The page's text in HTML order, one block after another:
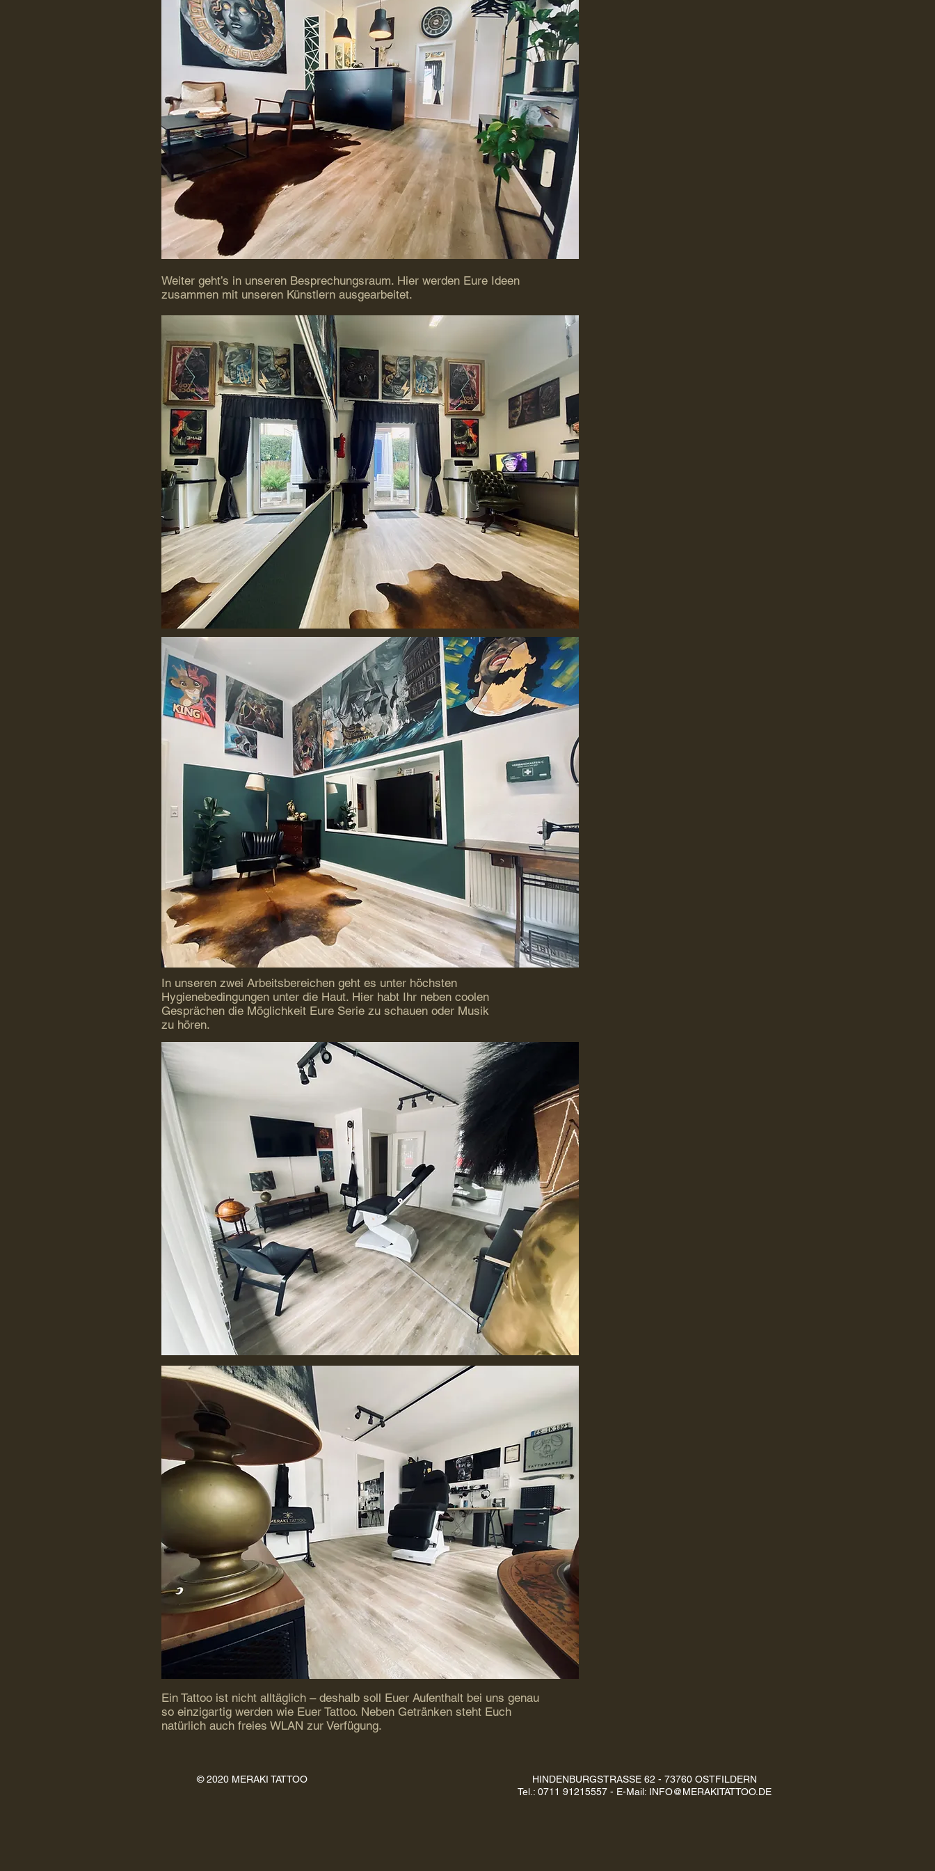
Weiter geht’s in unseren Besprechungsraum. Hier werden Eure Ideen
zusammen mit unseren Künstlern ausgearbeitet.
In unseren zwei Arbeitsbereichen geht es unter höchsten
Hygienebedingungen unter die Haut. Hier habt Ihr neben coolen
Gesprächen die Möglichkeit Eure Serie zu schauen oder Musik
zu hören.
Ein Tattoo ist nicht alltäglich – deshalb soll Euer Aufenthalt bei uns genau
so einzigartig werden wie Euer Tattoo. Neben Getränken steht Euch
natürlich auch freies WLAN zur Verfügung.
© 2020 MERAKI TATTOO
HINDENBURGSTRASSE 62 - 73760 OSTFILDERN
Tel.: 0711 91215557 - E-Mail: INFO@MERAKITATTOO.DE